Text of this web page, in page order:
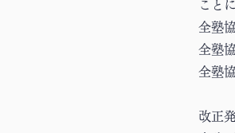
こと
全塾
全塾
全塾
改正